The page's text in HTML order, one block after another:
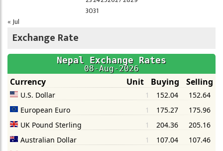
3031
« Jul
Exchange Rate